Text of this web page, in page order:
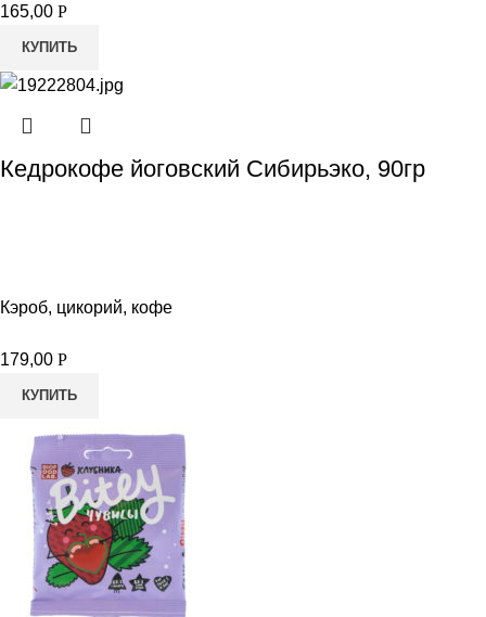
165,00 Р
КУПИТЬ
Кедрокофе йоговский Сибирьэко, 90гр
Кэроб, цикорий, кофе
179,00 Р
КУПИТЬ